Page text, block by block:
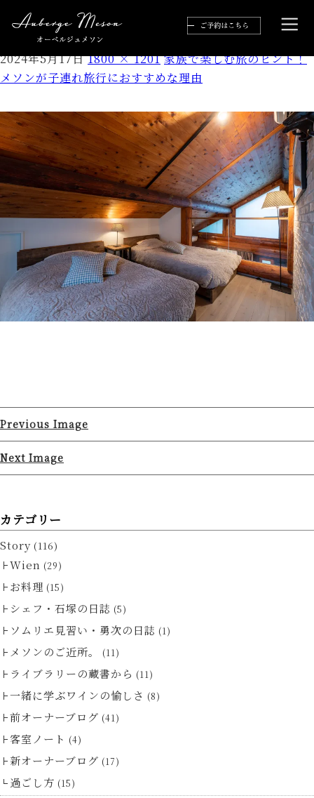
06292023Auberge Meson186web
2024年5月17日 1800 × 1201 家族で楽しむ旅のヒント！
メソンが子連れ旅行におすすめな理由
Previous Image
Next Image
カテゴリー
Story (116)
Wien (29)
お料理 (15)
シェフ・石塚の日誌 (5)
ソムリエ見習い・勇次の日誌 (1)
メソンのご近所。 (11)
ライブラリーの蔵書から (11)
一緒に学ぶワインの愉しさ (8)
前オーナーブログ (41)
客室ノート (4)
新オーナーブログ (17)
過ごし方 (15)